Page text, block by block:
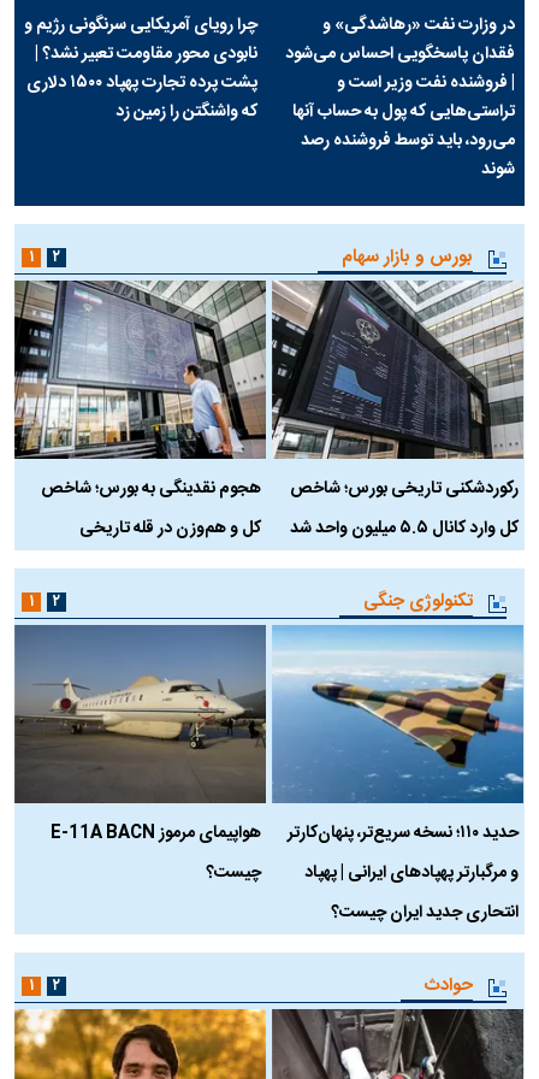
در وزارت نفت «رهاشدگی» و
فقدان پاسخگویی احساس می‌شود
| فروشنده نفت وزیر است و
تراستی‌هایی که پول به حساب آنها
می‌رود، باید توسط فروشنده رصد
شوند
چرا رویای آمریکایی سرنگونی رژیم و
نابودی محور مقاومت تعبیر نشد؟ |
پشت پرده تجارت پهپاد‌ ۱۵۰۰ دلاری
که واشنگتن را زمین زد
بورس و بازار سهام
رکوردشکنی تاریخی بورس؛ شاخص
کل وارد کانال ۵.۵ میلیون واحد شد
هجوم نقدینگی به بورس؛ شاخص
کل و هم‌وزن در قله تاریخی
۱ ۲
تکنولوژی جنگی
حدید ۱۱۰؛ نسخه سریع‌تر، پنهان‌کارتر
و مرگبارتر پهپادهای ایرانی | پهپاد
انتحاری جدید ایران چیست؟
هواپیمای مرموز E-11A BACN
چیست؟
۱ ۲
حوادث ۱ ۲